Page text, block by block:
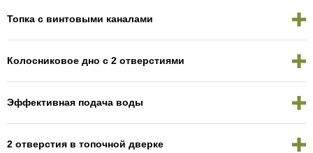
Топка с винтовыми каналами
Колосниковое дно с 2 отверстиями
Эффективная подача воды
2 отверстия в топочной дверке